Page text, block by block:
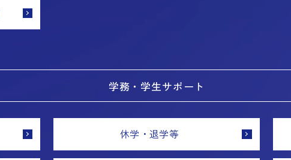
学務・学生サポート
休学・退学等